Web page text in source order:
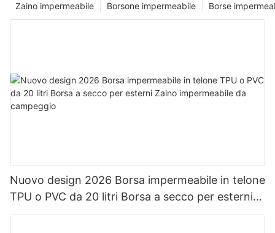
Borse
Borsone impermeabile
Zaino impermeabile
Nuovo design 2026 Borsa impermeabile in telone
TPU o PVC da 20 litri Borsa a secco per esterni
Zaino impermeabile da campeggio